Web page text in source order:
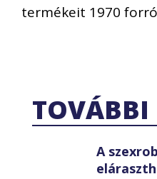
termékeit 1970
TOVÁBBI
A